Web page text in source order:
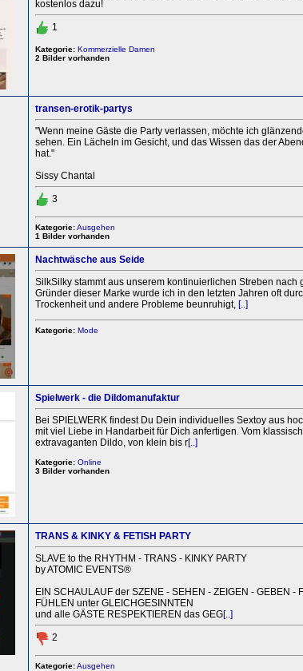
kostenlos dazu!
1
Kategorie: Kommerzielle Damen
2 Bilder vorhanden
transen-erotik-partys
"Wenn meine Gäste die Party verlassen, möchte ich
sehen. Ein Lächeln im Gesicht, und das Wissen das der
hat."
Sissy Chantal
3
Kategorie: Ausgehen
1 Bilder vorhanden
Nachtwäsche aus Seide
SilkSilky stammt aus unserem kontinuierlichen Streben nach
Gründer dieser Marke wurde ich in den letzten Jahren oft
Trockenheit und andere Probleme beunruhigt, [..]
Kategorie: Mode
Spielwerk - die Dildomanufaktur
Bei SPIELWERK findest Du Dein individuelles Sextoy aus
mit viel Liebe in Handarbeit für Dich anfertigen. Vom
extravaganten Dildo, von klein bis r[..]
Kategorie: Online
3 Bilder vorhanden
TRANS & KINKY & FETISH PARTY
SLAVE to the RHYTHM - TRANS - KINKY PARTY
by ATOMIC EVENTS®
EIN SCHAULAUF der SZENE - SEHEN - ZEIGEN - GEBEN -
FÜHLEN unter GLEICHGESINNTEN
und alle GÄSTE RESPEKTIEREN das GEG[..]
2
Kategorie: Ausgehen